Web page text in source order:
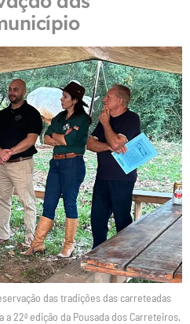
das tradições das carreteadas
22ª edição da Pousada dos Carreteiros,